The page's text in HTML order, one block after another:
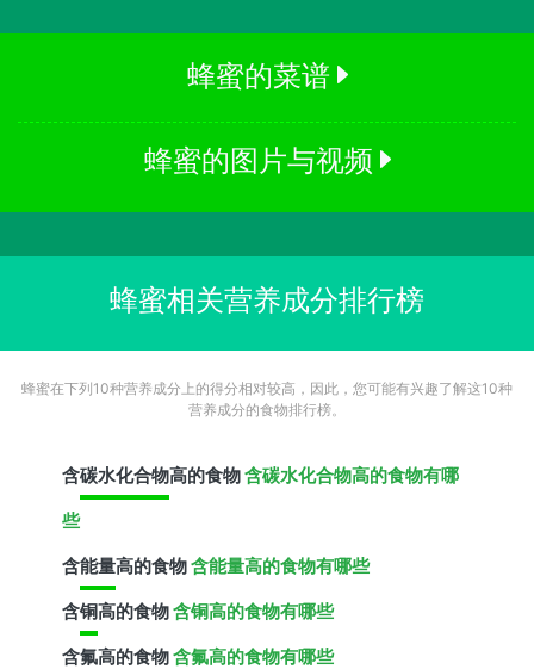
蜂蜜的菜谱
蜂蜜的图片与视频
蜂蜜相关营养成分排行榜
蜂蜜在下列10种营养成分上的得分相对较高，因此，您可能有兴趣了解这10种
营养成分的食物排行榜。
含碳水化合物高的食物含碳水化合物高的食物有哪
些
含能量高的食物含能量高的食物有哪些
含铜高的食物含铜高的食物有哪些
含氟高的食物含氟高的食物有哪些